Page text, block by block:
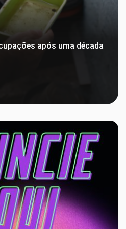
após uma década